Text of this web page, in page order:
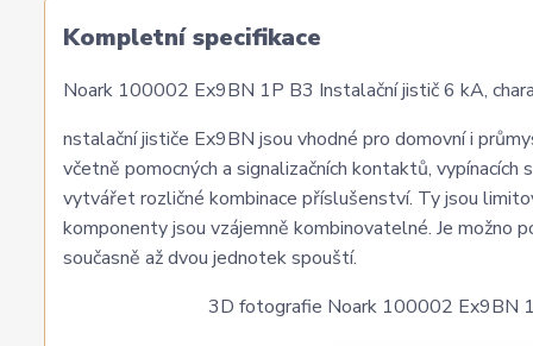
Kompletní specifikace
Noark 100002 Ex9BN 1P B3 Instalační jistič 6 kA,
nstalační jističe Ex9BN jsou vhodné pro domovní i
včetně pomocných a signalizačních kontaktů,
vytvářet rozličné kombinace příslušenství. Ty jsou
komponenty jsou vzájemně kombinovatelné. Je možno
současně až dvou jednotek spouští.
3D fotografie Noark 100002 Ex9BN